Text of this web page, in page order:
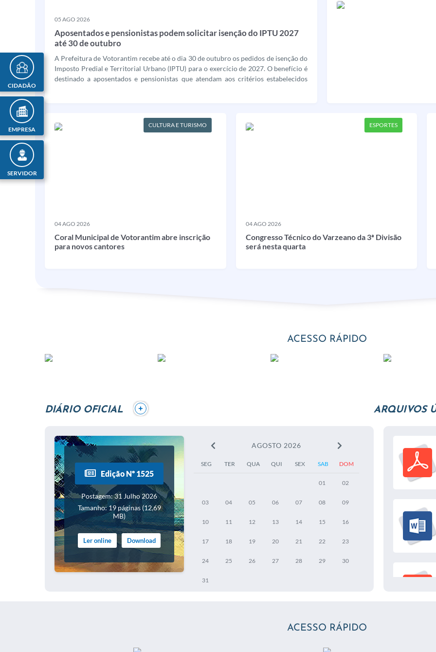
CIDADÃO
EMPRESA
SERVIDOR
05 AGO 2026
Aposentados e pensionistas podem solicitar isenção do IPTU 2027
até 30 de outubro
A Prefeitura de Votorantim recebe até o dia 30 de outubro os pedidos de isenção do
Imposto Predial e Territorial Urbano (IPTU) para o exercício de 2027. O benefício é
destinado a aposentados e pensionistas que atendam aos critérios estabelecidos
CULTURA E TURISMO
04 AGO 2026
Coral Municipal de Votorantim abre inscrição
para novos cantores
ESPORTES
04 AGO 2026
Congresso Técnico do Varzeano da 3ª Divisão
será nesta quarta
ACESSO RÁPIDO
DIÁRIO OFICIAL +
Edição Nº 1525
Postagem: 31 Julho 2026
Tamanho: 19 páginas (12,69
MB)
Ler online Download
AGOSTO 2026
SEG TER QUA QUI SEX SAB DOM
01 02
03 04 05 06 07 08 09
10 11 12 13 14 15 16
17 18 19 20 21 22 23
24 25 26 27 28 29 30
31
ARQUIVOS
ACESSO RÁPIDO